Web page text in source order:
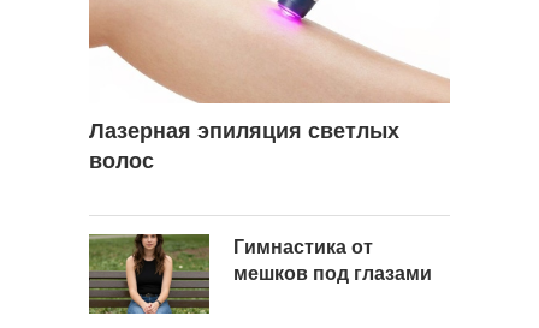
Лазерная эпиляция светлых
волос
Гимнастика от
мешков под глазами